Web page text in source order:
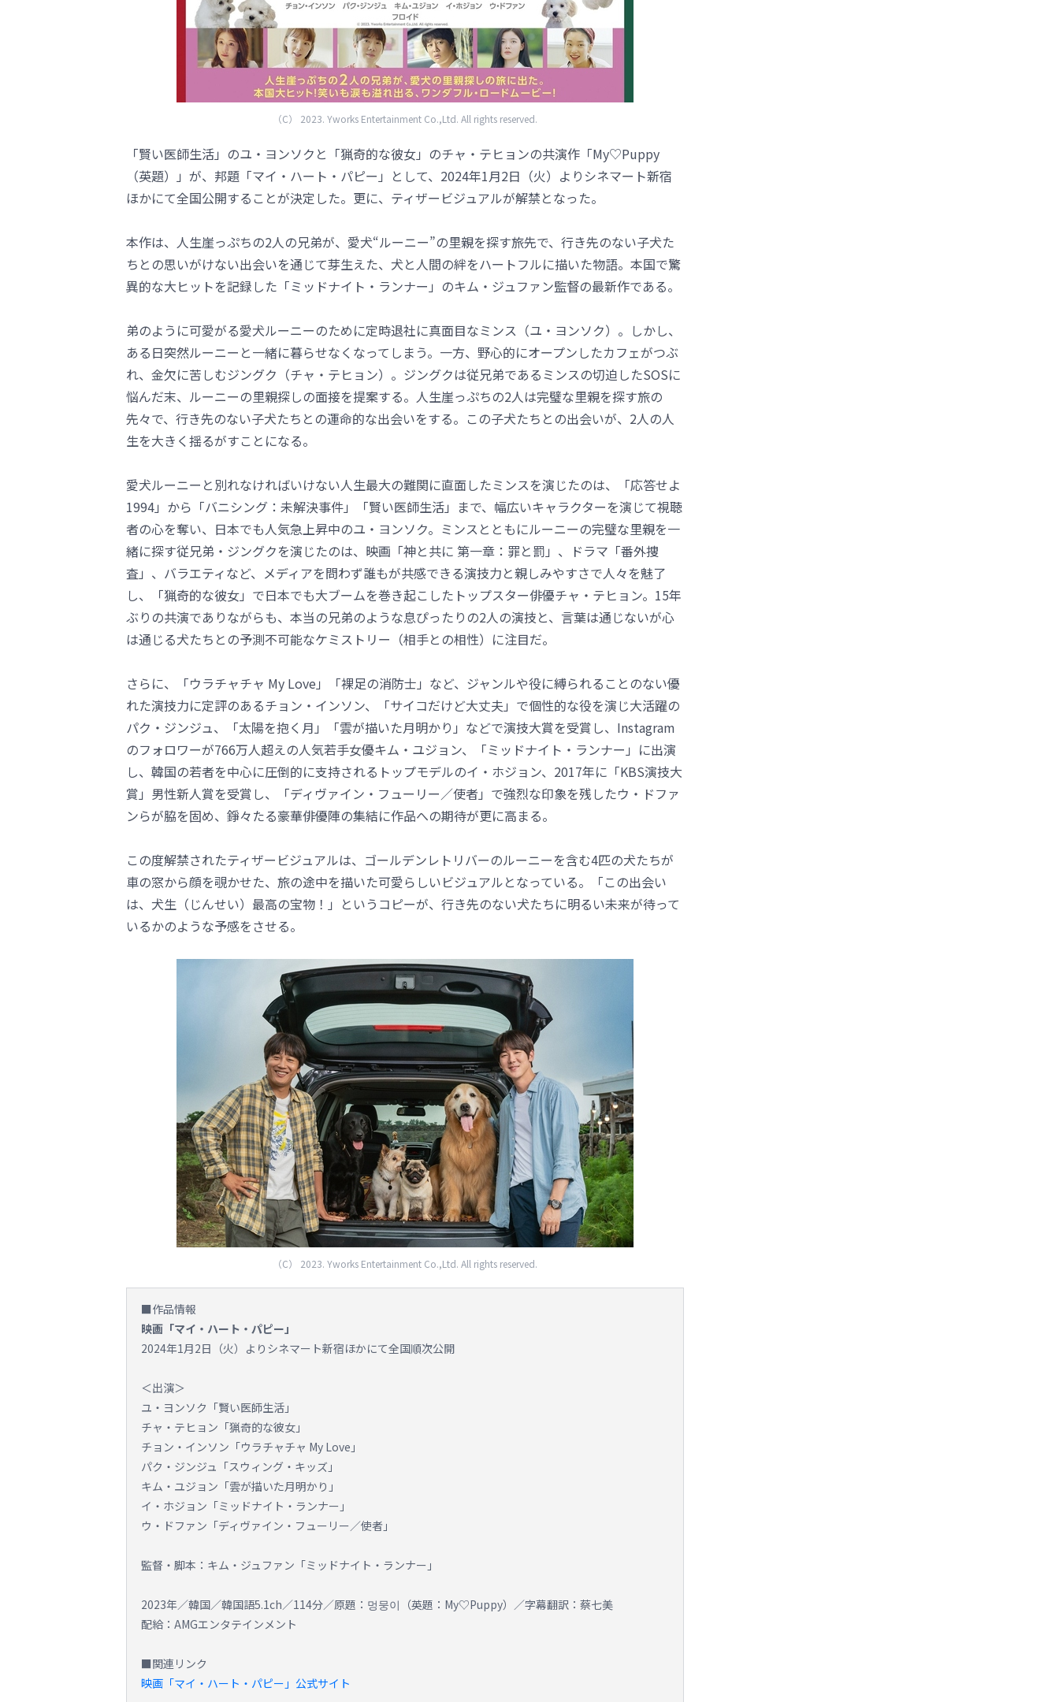
（C） 2023. Yworks Entertainment Co.,Ltd. All rights reserved.
「賢い医師生活」のユ・ヨンソクと「猟奇的な彼女」のチャ・テヒョンの共演作「My♡Puppy
（英題）」が、邦題「マイ・ハート・パピー」として、2024年1月2日（火）よりシネマート新宿
ほかにて全国公開することが決定した。更に、ティザービジュアルが解禁となった。
本作は、人生崖っぷちの2人の兄弟が、愛犬“ルーニー”の里親を探す旅先で、行き先のない子犬た
ちとの思いがけない出会いを通じて芽生えた、犬と人間の絆をハートフルに描いた物語。本国で驚
異的な大ヒットを記録した「ミッドナイト・ランナー」のキム・ジュファン監督の最新作である。
弟のように可愛がる愛犬ルーニーのために定時退社に真面目なミンス（ユ・ヨンソク）。しかし、
ある日突然ルーニーと一緒に暮らせなくなってしまう。一方、野心的にオープンしたカフェがつぶ
れ、金欠に苦しむジングク（チャ・テヒョン）。ジングクは従兄弟であるミンスの切迫したSOSに
悩んだ末、ルーニーの里親探しの面接を提案する。人生崖っぷちの2人は完璧な里親を探す旅の
先々で、行き先のない子犬たちとの運命的な出会いをする。この子犬たちとの出会いが、2人の人
生を大きく揺るがすことになる。
愛犬ルーニーと別れなければいけない人生最大の難関に直面したミンスを演じたのは、「応答せよ
1994」から「バニシング：未解決事件」「賢い医師生活」まで、幅広いキャラクターを演じて視聴
者の心を奪い、日本でも人気急上昇中のユ・ヨンソク。ミンスとともにルーニーの完璧な里親を一
緒に探す従兄弟・ジングクを演じたのは、映画「神と共に 第一章：罪と罰」、ドラマ「番外捜
査」、バラエティなど、メディアを問わず誰もが共感できる演技力と親しみやすさで人々を魅了
し、「猟奇的な彼女」で日本でも大ブームを巻き起こしたトップスター俳優チャ・テヒョン。15年
ぶりの共演でありながらも、本当の兄弟のような息ぴったりの2人の演技と、言葉は通じないが心
は通じる犬たちとの予測不可能なケミストリー（相手との相性）に注目だ。
さらに、「ウラチャチャ My Love」「裸足の消防士」など、ジャンルや役に縛られることのない優
れた演技力に定評のあるチョン・インソン、「サイコだけど大丈夫」で個性的な役を演じ大活躍の
パク・ジンジュ、「太陽を抱く月」「雲が描いた月明かり」などで演技大賞を受賞し、Instagram
のフォロワーが766万人超えの人気若手女優キム・ユジョン、「ミッドナイト・ランナー」に出演
し、韓国の若者を中心に圧倒的に支持されるトップモデルのイ・ホジョン、2017年に「KBS演技大
賞」男性新人賞を受賞し、「ディヴァイン・フューリー／使者」で強烈な印象を残したウ・ドファ
ンらが脇を固め、錚々たる豪華俳優陣の集結に作品への期待が更に高まる。
この度解禁されたティザービジュアルは、ゴールデンレトリバーのルーニーを含む4匹の犬たちが
車の窓から顔を覗かせた、旅の途中を描いた可愛らしいビジュアルとなっている。「この出会い
は、犬生（じんせい）最高の宝物！」というコピーが、行き先のない犬たちに明るい未来が待って
いるかのような予感をさせる。
（C） 2023. Yworks Entertainment Co.,Ltd. All rights reserved.
■作品情報
映画「マイ・ハート・パピー」
2024年1月2日（火）よりシネマート新宿ほかにて全国順次公開
＜出演＞
ユ・ヨンソク「賢い医師生活」
チャ・テヒョン「猟奇的な彼女」
チョン・インソン「ウラチャチャ My Love」
パク・ジンジュ「スウィング・キッズ」
キム・ユジョン「雲が描いた月明かり」
イ・ホジョン「ミッドナイト・ランナー」
ウ・ドファン「ディヴァイン・フューリー／使者」
監督・脚本：キム・ジュファン「ミッドナイト・ランナー」
2023年／韓国／韓国語5.1ch／114分／原題：멍뭉이（英題：My♡Puppy）／字幕翻訳：蔡七美
配給：AMGエンタテインメント
■関連リンク
映画「マイ・ハート・パピー」公式サイト